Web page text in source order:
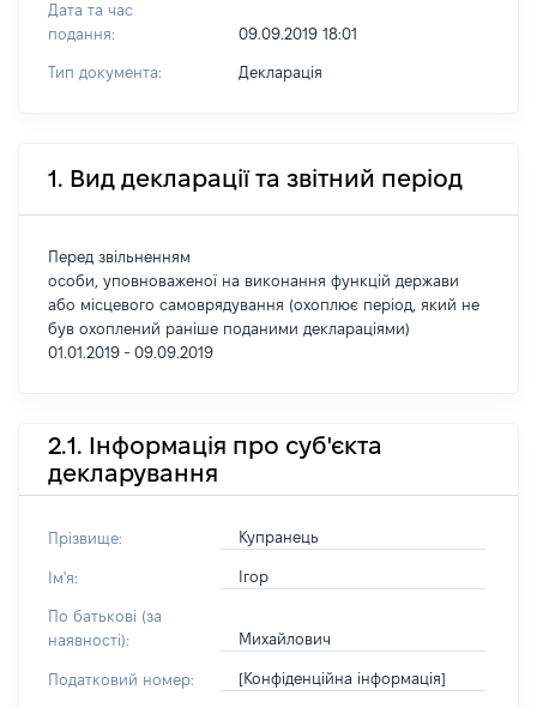
Дата та час
подання:
09.09.2019 18:01
Тип документа: Декларація
1. Вид декларації та звітний період
Перед звільненням
особи, уповноваженої на виконання функцій держави
або місцевого самоврядування (охоплює період, який не
був охоплений раніше поданими деклараціями)
01.01.2019 - 09.09.2019
2.1. Інформація про суб'єкта
декларування
Прізвище: Купранець
Ім'я: Ігор
По батькові (за
наявності):
Михайлович
Податковий номер: [Конфіденційна інформація]